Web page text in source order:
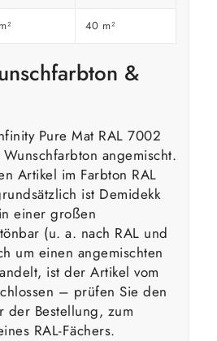
40 m²
&
Pure Mat RAL 7002
angemischt.
Artikel im Farbton RAL
ist Demidekk
einer großen
(u. a. nach RAL und
um einen angemischten
ist der Artikel vom
– prüfen Sie den
der Bestellung, zum
RAL-Fächers.